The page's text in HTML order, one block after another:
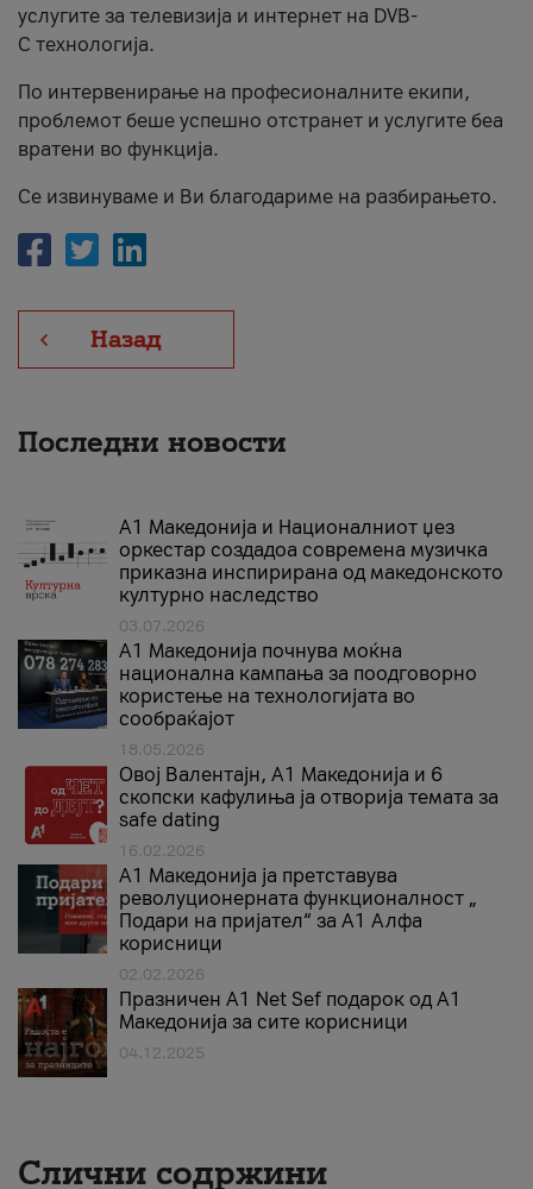
#ПодобарОнлајн
услугите за телевизија и интернет на DVB-
C технологија.
По интервенирање на професионалните екипи,
проблемот беше успешно отстранет и услугите беа
вратени во функција.
Се извинуваме и Ви благодариме на разбирањето.
Назад
Последни новости
А1 Македонија и Националниот џез
оркестар создадоа современа музичка
приказна инспирирана од македонското
културно наследство
03.07.2026
A1 Македонија почнува моќна
национална кампања за поодговорно
користење на технологијата во
сообраќајот
18.05.2026
Овој Валентајн, A1 Македонија и 6
скопски кафулиња ја отворија темата за
safe dating
16.02.2026
А1 Македонија ја претставува
револуционерната функционалност „
Подари на пријател“ за А1 Алфа
корисници
02.02.2026
Празничен A1 Net Sеf подарок од А1
Македонија за сите корисници
04.12.2025
Слични содржини